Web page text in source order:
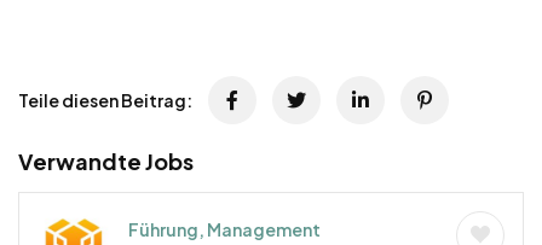
Teile diesen Beitrag:
Verwandte Jobs
Führung, Management